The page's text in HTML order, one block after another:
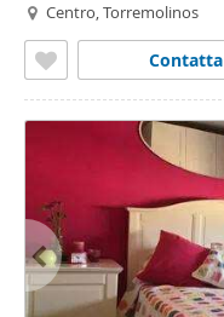
Centro, Torremolinos
Contatta